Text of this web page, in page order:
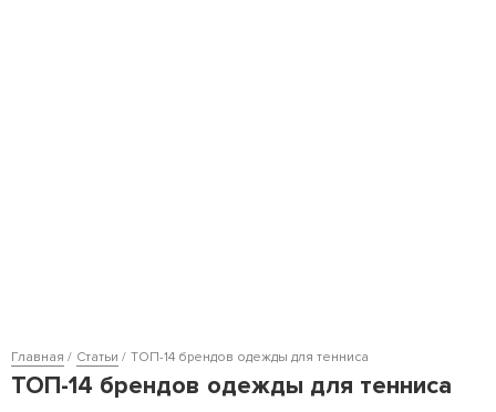
Главная Статьи ТОП-14 брендов одежды для тенниса
ТОП-14 брендов одежды для тенниса